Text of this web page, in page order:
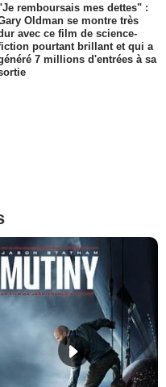
remboursais mes dettes" :
Oldman se montre très
avec ce film de science-
pourtant brillant et qui a
7 millions d'entrées à sa